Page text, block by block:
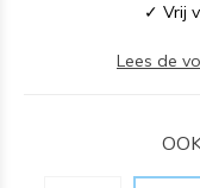
✓ Vrij
Lees de